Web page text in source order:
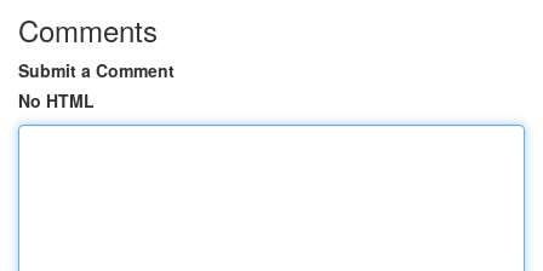
Comments
Submit a Comment
No HTML